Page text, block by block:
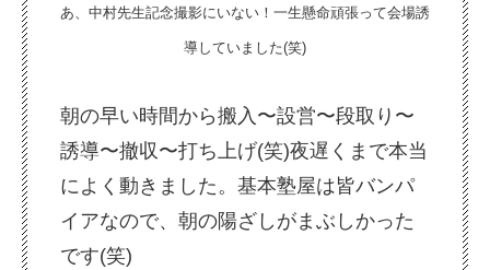
あ、中村先生記念撮影にいない！一生懸命頑張って会場誘
導していました(笑)
朝の早い時間から搬入〜設営〜段取り〜
誘導〜撤収〜打ち上げ(笑)夜遅くまで本当
によく動きました。基本塾屋は皆バンパ
イアなので、朝の陽ざしがまぶしかった
です(笑)